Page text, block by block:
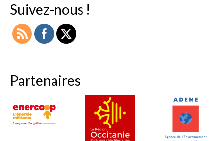
Suivez-nous !
Partenaires